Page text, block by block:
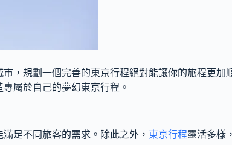
，規劃一個完善的東京行程絕對能讓你的旅程更加
屬於自己的夢幻東京行程。
足不同旅客的需求。除此之外， 東京行程靈活多樣